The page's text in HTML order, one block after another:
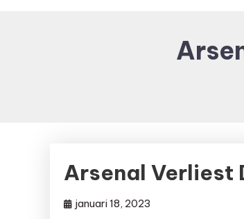
Arsenal Verliest
januari 18, 2023